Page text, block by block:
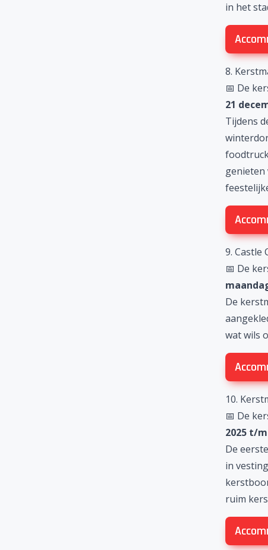
in het
8.
📅 De
21
Tijdens
genieten
9. Castle
📅 De
De
wat wils
10.
📅 De
2025 t/
De
in
ruim